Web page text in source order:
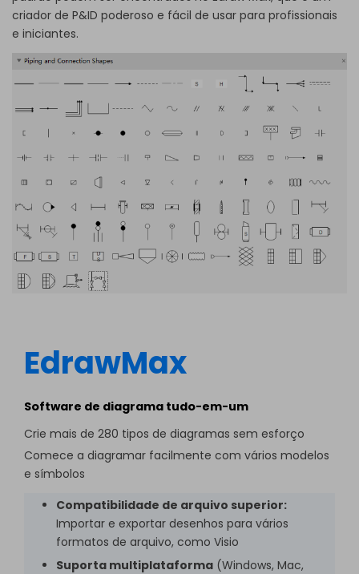
criador de P&ID poderoso e fácil de usar para profissionais
e iniciantes.
EdrawMax
Software de diagrama tudo-em-um
Crie mais de 280 tipos de diagramas sem esforço
Comece a diagramar facilmente com vários modelos
e símbolos
Compatibilidade de arquivo superior:
Importar e exportar desenhos para vários
formatos de arquivo, como Visio
Suporta multiplataforma (Windows, Mac,